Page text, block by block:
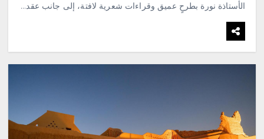
الأستاذة نورة بطرحٍ عميق وقراءات شعرية لافتة، إلى جانب عقد…